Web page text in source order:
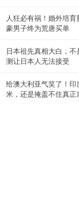
人狂必有祸！婚外培
豪男子终为荒唐买单
日本祖先真相大白，
测让日本人无法接受
给澳大利亚气笑了！
米，还是掩盖不住真正